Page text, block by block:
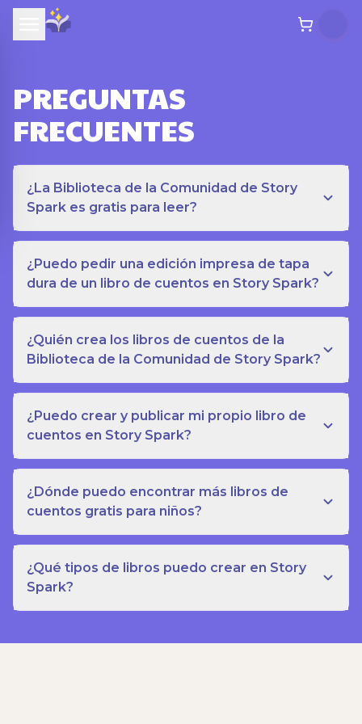
PREGUNTAS
FRECUENTES
¿La Biblioteca de la Comunidad de Story
Spark es gratis para leer?
¿Puedo pedir una edición impresa de tapa
dura de un libro de cuentos en Story Spark?
¿Quién crea los libros de cuentos de la
Biblioteca de la Comunidad de Story Spark?
¿Puedo crear y publicar mi propio libro de
cuentos en Story Spark?
¿Dónde puedo encontrar más libros de
cuentos gratis para niños?
¿Qué tipos de libros puedo crear en Story
Spark?